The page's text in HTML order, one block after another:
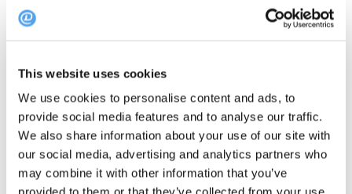
This website uses cookies
We use cookies to personalise content and ads, to
provide social media features and to analyse our traffic.
We also share information about your use of our site with
our social media, advertising and analytics partners who
may combine it with other information that you’ve
A különleges ételek mellett az izgalmas italpárosításokról is
érdemes szót ejteni a Salt esetében.
…már hónapokkal a menüváltás előtt elkezdünk a
csapattal kóstolóról kóstolóra járni, hogy olyan tételeket
találjunk amikkel a fogásaink emlékezetes párokat
alkotnak majd. Továbbá ekkor színesítjük tovább a
borlapunkat is, amiről immáron több mint